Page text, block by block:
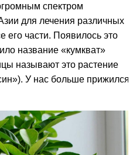
спектром
для лечения различных
его части. Появилось это
название «кумкват»
называют это растение
У нас больше прижился